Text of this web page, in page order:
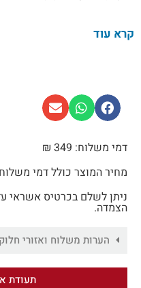
קרא עוד
דמי משלוח: 349 ₪
מחיר המוצר כולל דמי משלוח: 1539
הצמדה.
הערות משלוח ואזורי
תעודת